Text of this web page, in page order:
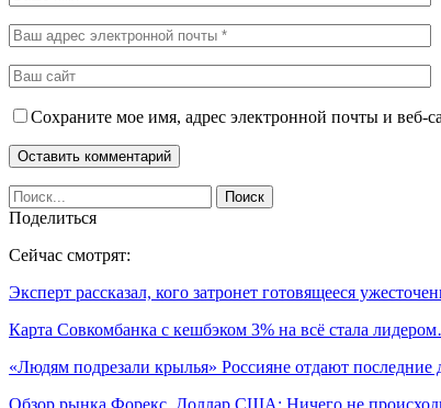
Сохраните мое имя, адрес электронной почты и веб-
Поделиться
Сейчас смотрят:
Эксперт рассказал, кого затронет готовящееся
Карта Совкомбанка с кешбэком 3% на всё стала
«Людям подрезали крылья» Россияне отдают
Обзор рынка Форекс. Доллар США: Ничего не